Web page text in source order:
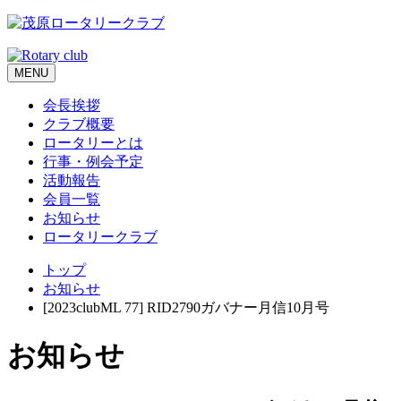
MENU
会長挨拶
クラブ概要
ロータリーとは
行事・例会予定
活動報告
会員一覧
お知らせ
ロータリークラブ
トップ
お知らせ
[2023clubML 77] RID2790ガバナー月信10月号
お知らせ